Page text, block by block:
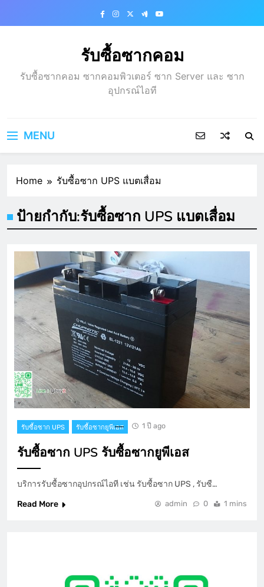
รับซื้อซากคอม
รับซื้อซากคอม ซากคอมพิวเตอร์ ซาก Server และ ซาก
อุปกรณ์ไอที
MENU
Home รับซื้อซาก UPS แบตเสื่อม
ป้ายกำกับ:รับซื้อซาก UPS แบตเสื่อม
รับซื้อซาก UPS รับซื้อซากยูพีเอส 1 ปี ago
รับซื้อซาก UPS รับซื้อซากยูพีเอส
บริการรับซื้อซากอุปกรณ์ไอที เช่น รับซื้อซาก UPS , รับซื…
Read More
admin 0 1 mins